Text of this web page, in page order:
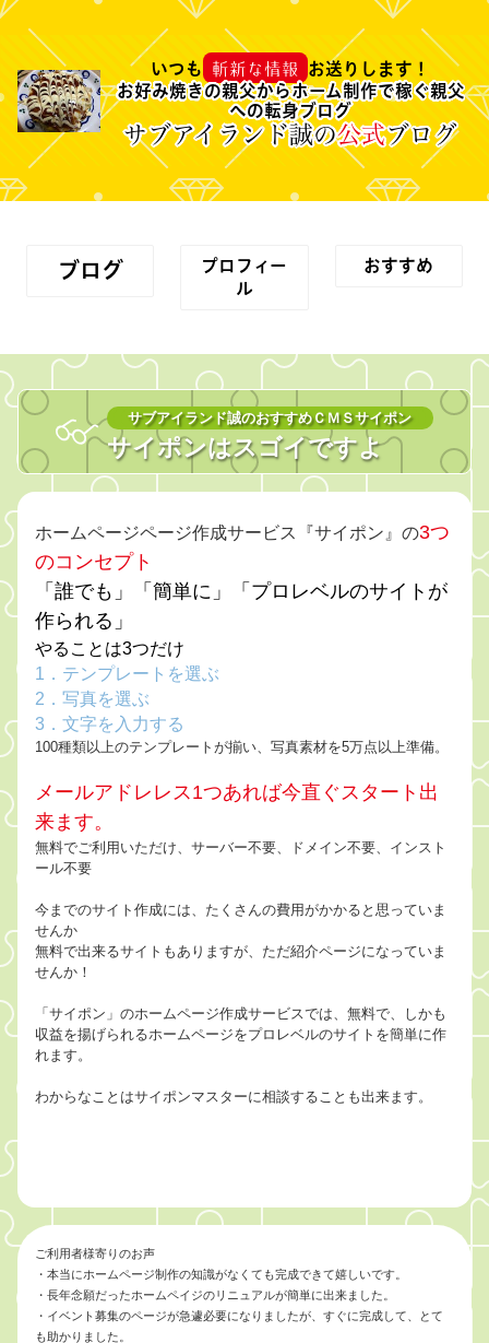
いつも 斬新な情報 お送りします！
お好み焼きの親父からホーム制作で稼ぐ親父
への転身ブログ
サブアイランド誠の公式ブログ
ブログ
プロフィー
ル
おすすめ
サブアイランド誠のおすすめＣＭＳサイポン
サイポンはスゴイですよ
ホームページページ作成サービス『サイポン』の3つ
のコンセプト
「誰でも」「簡単に」「プロレベルのサイトが
作られる」
やることは3つだけ
1．テンプレートを選ぶ
2．写真を選ぶ
3．文字を入力する
100種類以上のテンプレートが揃い、写真素材を5万点以上準備。
メールアドレレス1つあれば今直ぐスタート出
来ます。
無料でご利用いただけ、サーバー不要、ドメイン不要、インスト
ール不要
今までのサイト作成には、たくさんの費用がかかると思っていま
せんか
無料で出来るサイトもありますが、ただ紹介ページになっていま
せんか！
「サイポン」のホームページ作成サービスでは、無料で、しかも
収益を揚げられるホームページをプロレベルのサイトを簡単に作
れます。
わからなことはサイポンマスターに相談することも出来ます。
ご利用者様寄りのお声
・本当にホームページ制作の知識がなくても完成できて嬉しいです。
・長年念願だったホームペイジのリニュアルが簡単に出来ました。
・イベント募集のページが急遽必要になりましたが、すぐに完成して、とて
も助かりました。